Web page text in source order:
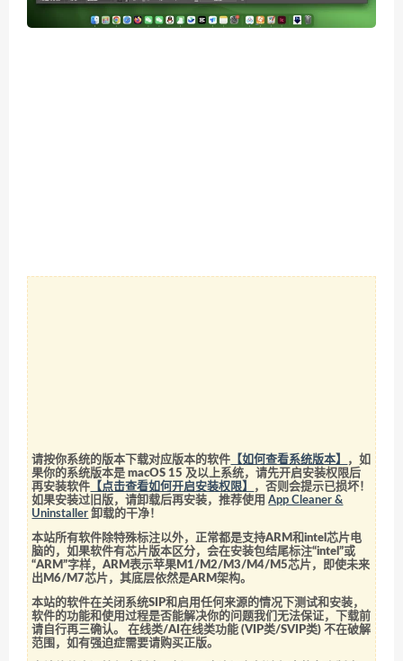
请按你系统的版本下载对应版本的软件 【如何查看系统版本】
，如
果你的系统版本是 macOS 15 及以上系统，请先开启安装权限后
再安装软件 【点击查看如何开启安装权限】
，否则会提示已损坏！
如果安装过旧版，请卸载后再安装，推荐使用App Cleaner &
Uninstaller 卸载的干净！
本站所有软件除特殊标注以外，正常都是支持ARM和intel芯片电
脑的，如果软件有芯片版本区分，会在安装包结尾标注“intel”或
“ARM”字样，ARM表示苹果M1/M2/M3/M4/M5芯片，即使未来
出M6/M7芯片，其底层依然是ARM架构。
本站的软件在关闭系统SIP和启用任何来源的情况下测试和安装，
软件的功能和使用过程是否能解决你的问题我们无法保证，下载前
请自行再三确认。 在线类/AI在线类功能 (VIP类/SVIP类) 不在破解
范围，如有强迫症需要请购买正版。